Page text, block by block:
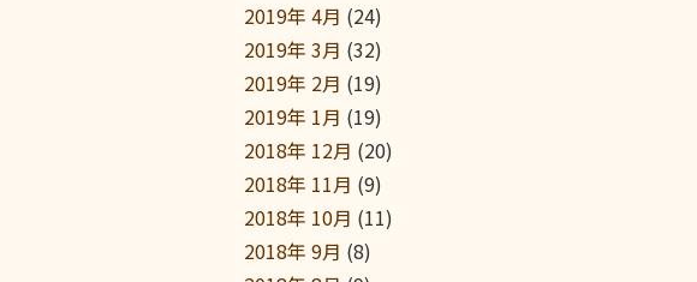
2019年 4月 (24)
2019年 3月 (32)
2019年 2月 (19)
2019年 1月 (19)
2018年 12月 (20)
2018年 11月 (9)
2018年 10月 (11)
2018年 9月 (8)